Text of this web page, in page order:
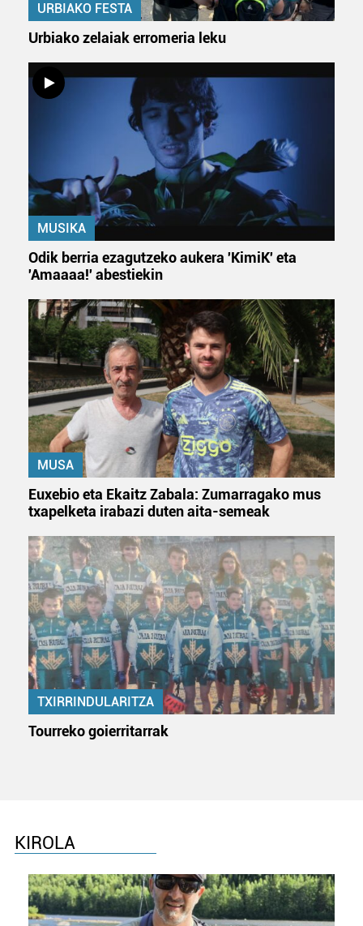
URBIAKO FESTA
Urbiako zelaiak erromeria leku
MUSIKA
Odik berria ezagutzeko aukera 'KimiK' eta
'Amaaaa!' abestiekin
MUSA
Euxebio eta Ekaitz Zabala: Zumarragako mus
txapelketa irabazi duten aita-semeak
TXIRRINDULARITZA
Tourreko goierritarrak
KIROLA